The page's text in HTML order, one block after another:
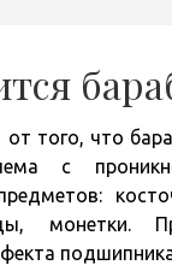
того, что
с
монетки.